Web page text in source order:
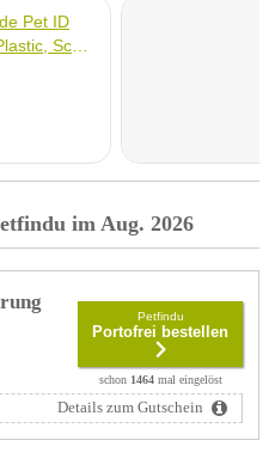
im Aug. 2026
Petfindu
Portofrei bestellen
schon 1464mal eingelöst
Details zum Gutschein